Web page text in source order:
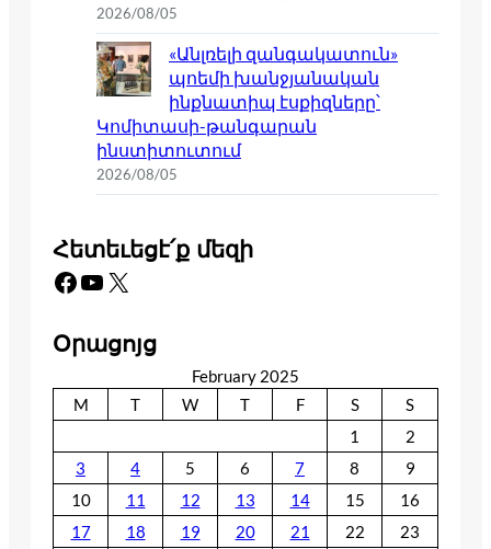
2026/08/05
«Անլռելի զանգակատուն»
պոեմի խանջյանական
ինքնատիպ էսքիզները՝
Կոմիտասի-թանգարան
ինստիտուտում
2026/08/05
Հետեւեցէ՛ք մեզի
Facebook YouTube X
Օրացոյց
February 2025
M
T W T F S
S
1
2
3
4 5 6 7 8
9
10
11 12 13 14 15
16
17
18 19 20 21 22
23